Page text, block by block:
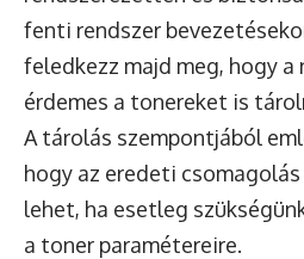
fenti rendszer
feledkezz majd meg, hogy
érdemes a tonereket is
A tárolás szempontjából
hogy az eredeti
lehet, ha esetleg
a toner paramétereire.